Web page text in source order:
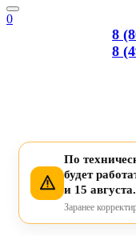
0
8
8
По
будет
и 15 августа.
Заранее